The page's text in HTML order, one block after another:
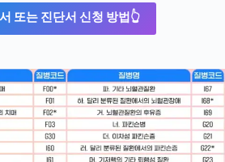
또는 진단서 신청 방법👆